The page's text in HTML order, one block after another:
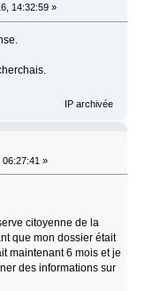
14:32:59 »
IP archivée
»
citoyenne de la
que mon dossier était
maintenant 6 mois et je
des informations sur